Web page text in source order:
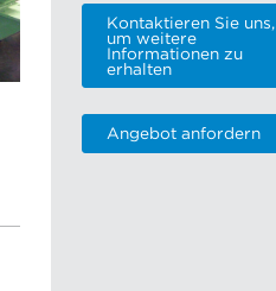
Kontaktieren Sie uns,
um weitere
Informationen zu
erhalten
Angebot anfordern